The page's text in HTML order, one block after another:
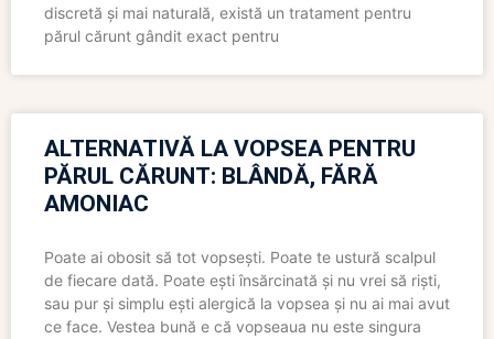
discretă și mai naturală, există un tratament pentru
părul cărunt gândit exact pentru
ALTERNATIVĂ LA VOPSEA PENTRU
PĂRUL CĂRUNT: BLÂNDĂ, FĂRĂ
AMONIAC
Poate ai obosit să tot vopsești. Poate te ustură scalpul
de fiecare dată. Poate ești însărcinată și nu vrei să riști,
sau pur și simplu ești alergică la vopsea și nu ai mai avut
ce face. Vestea bună e că vopseaua nu este singura